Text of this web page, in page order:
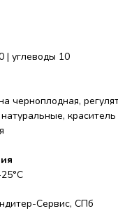
| углеводы 10
черноплодная,
Сервис, СПб